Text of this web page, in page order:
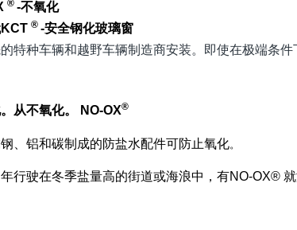
® -不氧化
KCT® -安全钢化玻璃窗
特种车辆和越野车辆制造商安装。即使在极端条
从不氧化。 NO-OX®
、铝和碳制成的防盐水配件可防止氧化。
行驶在冬季盐量高的街道或海浪中，有NO-OX® 就